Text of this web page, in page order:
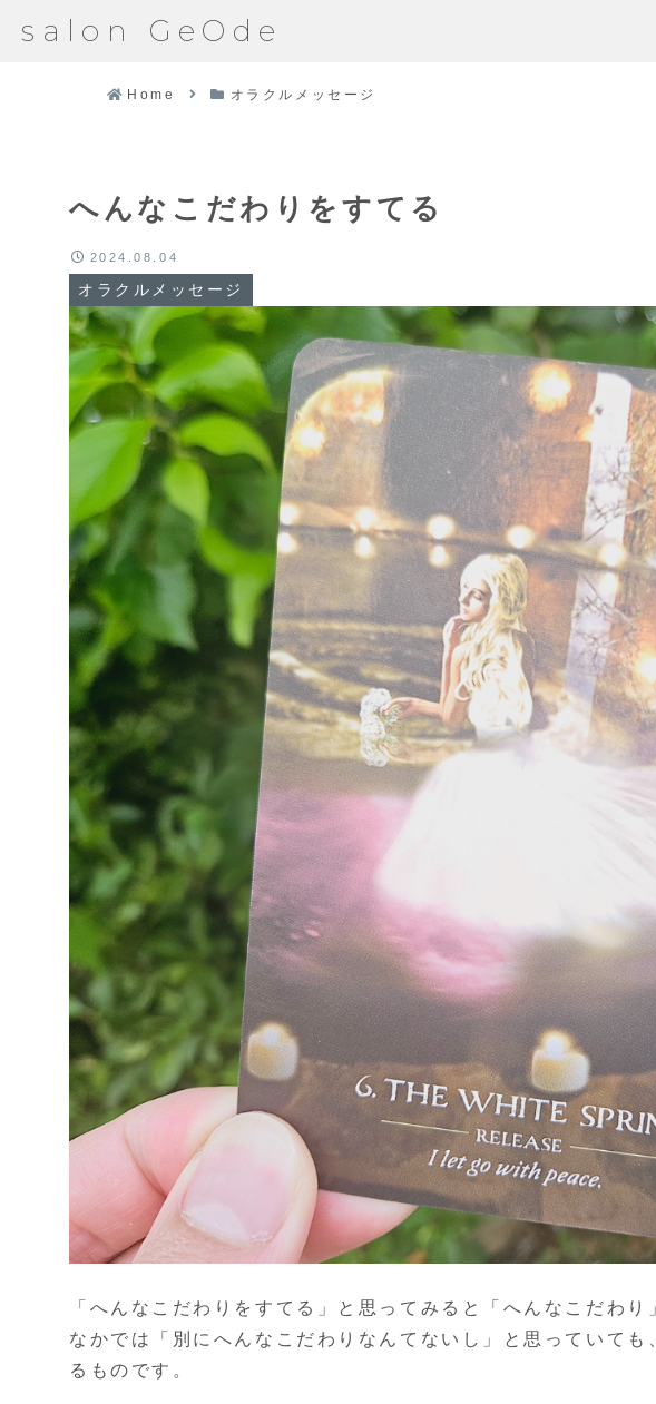
salon GeOde
Home オラクルメッセージ
へんなこだわりをすてる
オラクルメッセージ
2024.08.04
「へんなこだわりをすてる」と思ってみると「へんなこだわ
なかでは「別にへんなこだわりなんてないし」と思っていて
るものです。